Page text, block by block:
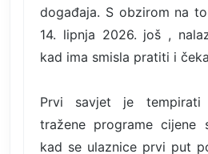
događaja. S obzirom na
14. lipnja 2026. još ,
kad ima smisla pratiti i
Prvi savjet je
tražene programe cijene
kad se ulaznice prvi put